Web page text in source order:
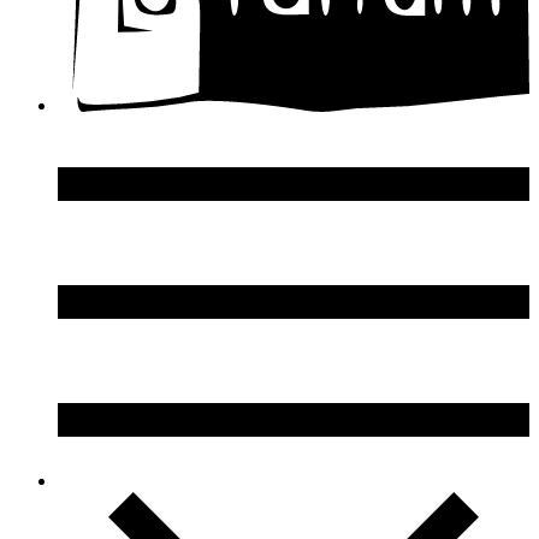
Dupont S.T.
Echosline
Elie Saab
Elizabeth Arden
Emanuel Ungaro
Emilio Pucci
Etro
Ex Nihilo